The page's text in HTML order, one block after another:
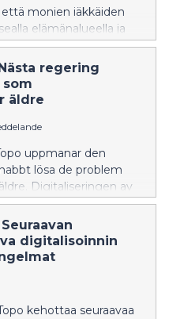
monien iäkkäiden
elämänalueella ja
iäkkäiden tärkeä rooli
rakentajina ja takaajina
regering
äldre
uppmanar den
lösa de problem
Digitaliseringen av
med myndigheter
äldre från att
värdefullt liv.
i sina
digitalisoinnin
kehottaa seuraavaa